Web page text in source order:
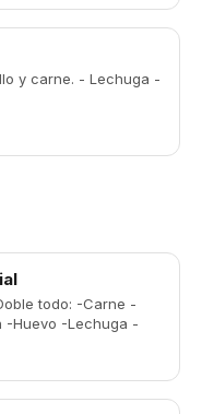
y carne. - Lechuga -
todo: -Carne -
-Huevo -Lechuga -